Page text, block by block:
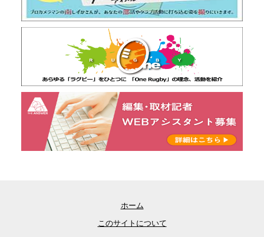
ホーム
このサイトについて